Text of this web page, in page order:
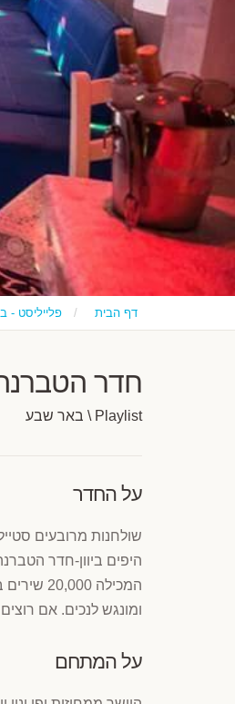
דף הבית פלייליסט -
חדר
Playlist \ באר שבע
על החדר
שולחנות מרובעים
היפים ביוון-חדר
ומונגש לנכים. אם רוצים
על המתחם